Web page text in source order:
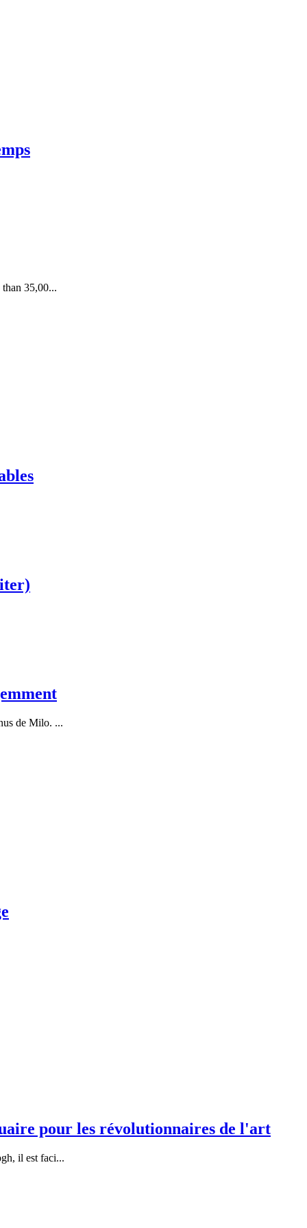
35,00...
de Milo. ...
pour les révolutionnaires de l'art
il est faci...